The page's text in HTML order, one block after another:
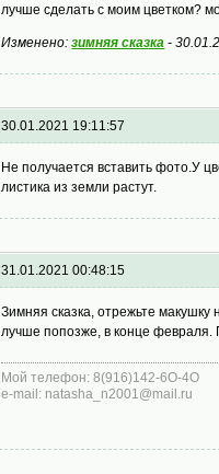
лучше сделать с моим цветком?
Изменено:зимняя сказка -
30.01.2021 19:11:57
Не получается вставить фото.У
листика из земли растут.
31.01.2021 00:48:15
Зимняя сказка, отрежьте
лучше попозже, в конце февраля.
Мой телефон: 8(916)142-6O-4O
e-mail: natasha_n2001@mail.ru